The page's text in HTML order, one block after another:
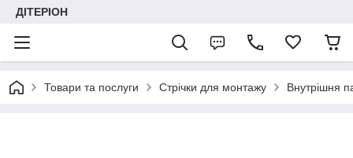
ДІТЕРІОН
Товари та послуги Стрічки для монтажу Внутрішня